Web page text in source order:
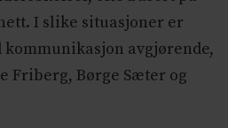
I slike situasjoner er
avgjørende,
Friberg, Børge Sæter og